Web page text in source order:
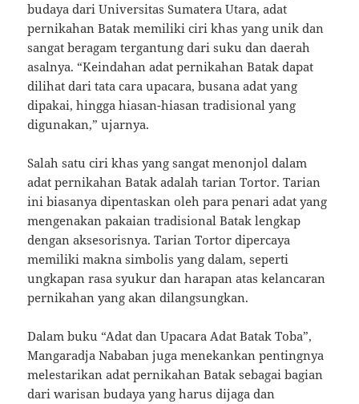
budaya dari Universitas Sumatera Utara, adat
pernikahan Batak memiliki ciri khas yang unik dan
sangat beragam tergantung dari suku dan daerah
asalnya. “Keindahan adat pernikahan Batak dapat
dilihat dari tata cara upacara, busana adat yang
dipakai, hingga hiasan-hiasan tradisional yang
digunakan,” ujarnya.
Salah satu ciri khas yang sangat menonjol dalam
adat pernikahan Batak adalah tarian Tortor. Tarian
ini biasanya dipentaskan oleh para penari adat yang
mengenakan pakaian tradisional Batak lengkap
dengan aksesorisnya. Tarian Tortor dipercaya
memiliki makna simbolis yang dalam, seperti
ungkapan rasa syukur dan harapan atas kelancaran
pernikahan yang akan dilangsungkan.
Dalam buku “Adat dan Upacara Adat Batak Toba”,
Mangaradja Nababan juga menekankan pentingnya
melestarikan adat pernikahan Batak sebagai bagian
dari warisan budaya yang harus dijaga dan